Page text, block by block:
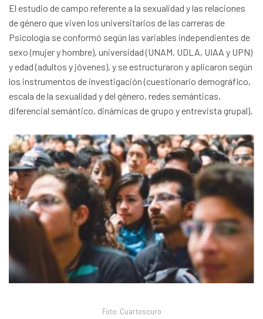
El estudio de campo referente a la sexualidad y las relaciones
de género que viven los universitarios de las carreras de
Psicología se conformó según las variables independientes de
sexo (mujer y hombre), universidad (UNAM, UDLA, UIAA y UPN)
y edad (adultos y jóvenes), y se estructuraron y aplicaron según
los instrumentos de investigación (cuestionario demográfico,
escala de la sexualidad y del género, redes semánticas,
diferencial semántico, dinámicas de grupo y entrevista grupal).
Foto: Cuartoscuro